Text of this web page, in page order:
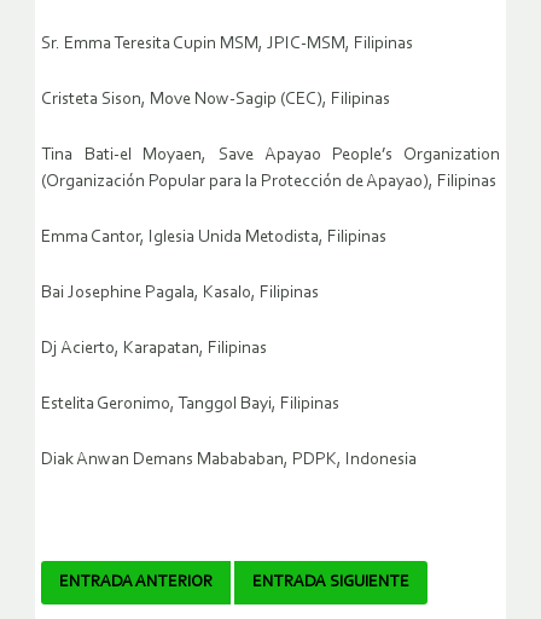
Sr. Emma Teresita Cupin MSM, JPIC-MSM, Filipinas
Cristeta Sison, Move Now-Sagip (CEC), Filipinas
Tina Bati-el Moyaen, Save Apayao People’s Organization
(Organización Popular para la Protección de Apayao), Filipinas
Emma Cantor, Iglesia Unida Metodista, Filipinas
Bai Josephine Pagala, Kasalo, Filipinas
Dj Acierto, Karapatan, Filipinas
Estelita Geronimo, Tanggol Bayi, Filipinas
Diak Anwan Demans Mabababan, PDPK, Indonesia
Navegador
ENTRADA ANTERIOR ENTRADA SIGUIENTE